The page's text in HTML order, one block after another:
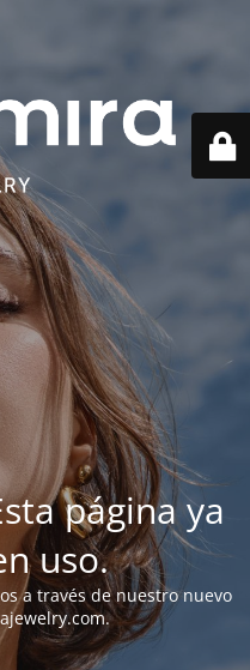
página ya
uso.
a través de nuestro nuevo